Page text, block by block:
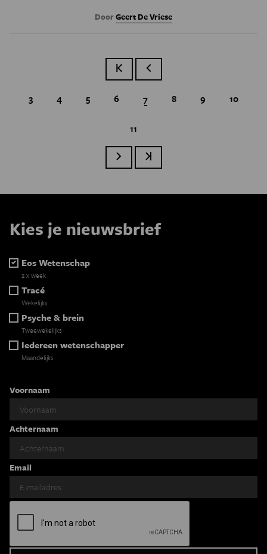
DoorGeert De Vriese
Paginatie
Eerste paginaVorige pagina
Page
3 Page
4 Page
5 Page
6 Huidige pagina
7 Page
8 Page
9 Page
10
Page
11
Volgende paginaLaatste pagina
Kies je nieuwsbrief
Eos Wetenschap
2 x week
Tracé
Wekelijks
Psyche & brein
Tweewekelijks
Iedereen wetenschapper
Maandelijks
Voornaam
Achternaam
Email